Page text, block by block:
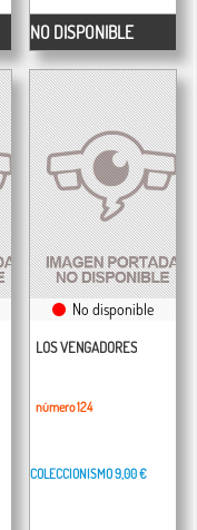
NO DISPONIBLE
No disponible
LOS VENGADORES
número 124
COLECCIONISMO9,00 €